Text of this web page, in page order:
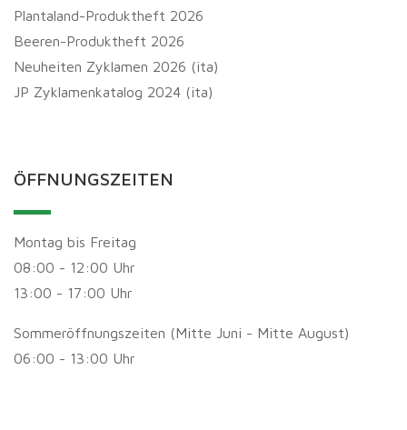
Plantaland-Produktheft 2026
Beeren-Produktheft 2026
Neuheiten Zyklamen 2026 (ita)
JP Zyklamenkatalog 2024 (ita)
ÖFFNUNGSZEITEN
Montag bis Freitag
08:00 - 12:00 Uhr
13:00 - 17:00 Uhr
Sommeröffnungszeiten (Mitte Juni - Mitte August)
06:00 - 13:00 Uhr